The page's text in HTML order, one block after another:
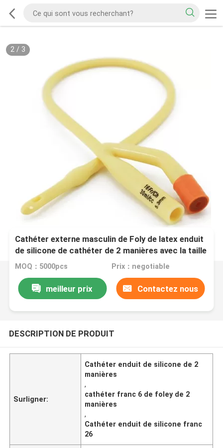
2/ 3
Cathéter externe masculin de Foly de latex enduit
de silicone de cathéter de 2 manières avec la taille
franc 6 - franc 26
MOQ：5000pcs Prix：negotiable
meilleur prix Contactez nous
DESCRIPTION DE PRODUIT
Surligner:
Cathéter enduit de silicone de 2
manières
,
cathéter franc 6 de foley de 2
manières
,
Cathéter enduit de silicone franc
26